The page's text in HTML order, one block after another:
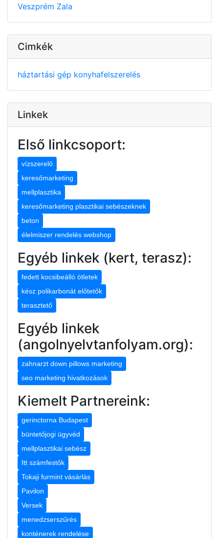
Veszprém Zala
Cimkék
háztartási gép konyhafelszerelés
Linkek
Első linkcsoport:
vízszerelő
keresőmarketing
mellplasztika
keresőmarketing plasztikai sebészeknek
beton
élelmiszer rendelés webshop
Egyéb linkek (kert, terasz):
fedett kocsibeálló ötletek
kész polikarbonát előtetők
terasztető
Egyéb linkek
(angolnyelvtanfolyam.org):
zahnarzt down pillows marketing
seo marketing hivatkozások
Kiemelt Partnereink:
gerinctorna Budapest
büntetőjogi ügyvéd
mellplasztikai sebész
Itt számfestők
Tokaji furmint vásárlás
Pavilon
Versek
menedzserszűrés
konténerek rendelése